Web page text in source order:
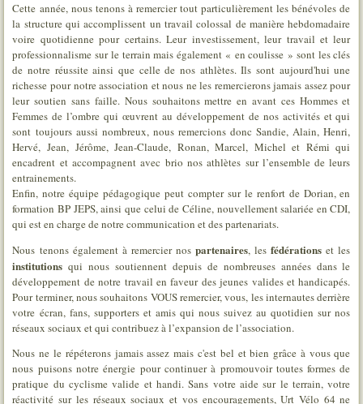
Cette année, nous tenons à remercier tout particulièrement les bénévoles de
la structure qui accomplissent un travail colossal de manière hebdomadaire
voire quotidienne pour certains. Leur investissement, leur travail et leur
professionnalisme sur le terrain mais également « en coulisse » sont les clés
de notre réussite ainsi que celle de nos athlètes. Ils sont aujourd'hui une
richesse pour notre association et nous ne les remercierons jamais assez pour
leur soutien sans faille. Nous souhaitons mettre en avant ces Hommes et
Femmes de l’ombre qui œuvrent au développement de nos activités et qui
sont toujours aussi nombreux, nous remercions donc Sandie, Alain, Henri,
Hervé, Jean, Jérôme, Jean-Claude, Ronan, Marcel, Michel et Rémi qui
encadrent et accompagnent avec brio nos athlètes sur l’ensemble de leurs
entrainements.
Enfin, notre équipe pédagogique peut compter sur le renfort de Dorian, en
formation BP JEPS, ainsi que celui de Céline, nouvellement salariée en CDI,
qui est en charge de notre communication et des partenariats.
Nous tenons également à remercier nospartenaires, lesfédérations et les
institutions qui nous soutiennent depuis de nombreuses années dans le
développement de notre travail en faveur des jeunes valides et handicapés.
Pour terminer, nous souhaitons VOUS remercier, vous, les internautes derrière
votre écran, fans, supporters et amis qui nous suivez au quotidien sur nos
réseaux sociaux et qui contribuez à l’expansion de l’association.
Nous ne le répéterons jamais assez mais c'est bel et bien grâce à vous que
nous puisons notre énergie pour continuer à promouvoir toutes formes de
pratique du cyclisme valide et handi. Sans votre aide sur le terrain, votre
réactivité sur les réseaux sociaux et vos encouragements, Urt Vélo 64 ne